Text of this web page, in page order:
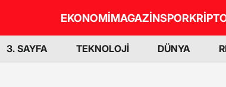
EKONOMİMAGAZİNSPOR
3. SAYFA TEKNOLOJİ DÜNYA